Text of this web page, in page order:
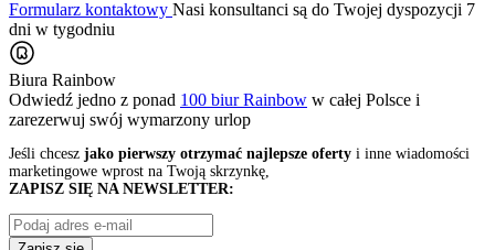
Formularz kontaktowy Nasi konsultanci są do Twojej dyspozycji 7
dni w tygodniu
Biura Rainbow
Odwiedź jedno z ponad 100 biur Rainbow w całej Polsce i
zarezerwuj swój wymarzony urlop
Jeśli chcesz jako pierwszy otrzymać najlepsze oferty i inne wiadomości
marketingowe wprost na Twoją skrzynkę,
ZAPISZ SIĘ NA NEWSLETTER: